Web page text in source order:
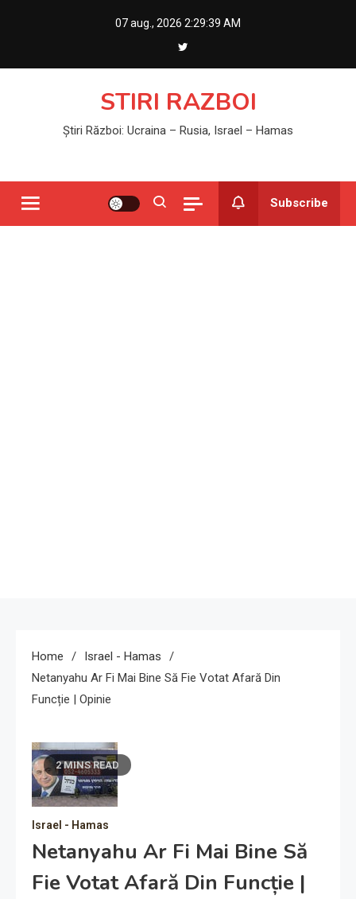
07 aug., 2026 2:29:39 AM
STIRI RAZBOI
Știri Război: Ucraina – Rusia, Israel – Hamas
Subscribe
Home
Israel - Hamas
Netanyahu Ar Fi Mai Bine Să Fie Votat Afară Din
Funcție | Opinie
2 MINS READ
Israel - Hamas
Netanyahu Ar Fi Mai Bine Să
Fie Votat Afară Din Funcție |